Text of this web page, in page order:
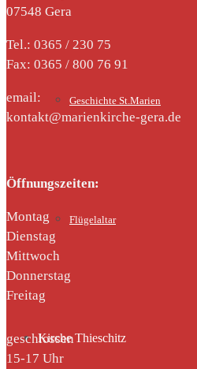
Geschichte St.Marien
Flügelaltar
Kirche Thieschitz
07548 Gera
Tel.: 0365 / 230 75
Fax: 0365 / 800 76 91
email:
kontakt@marienkirche-gera.de
Öffnungszeiten:
Montag
Dienstag
Mittwoch
Donnerstag
Freitag
geschlossen
15-17 Uhr